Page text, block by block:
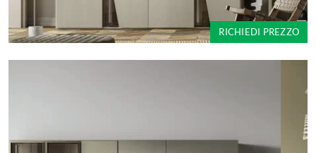
RICHIEDI PREZZO